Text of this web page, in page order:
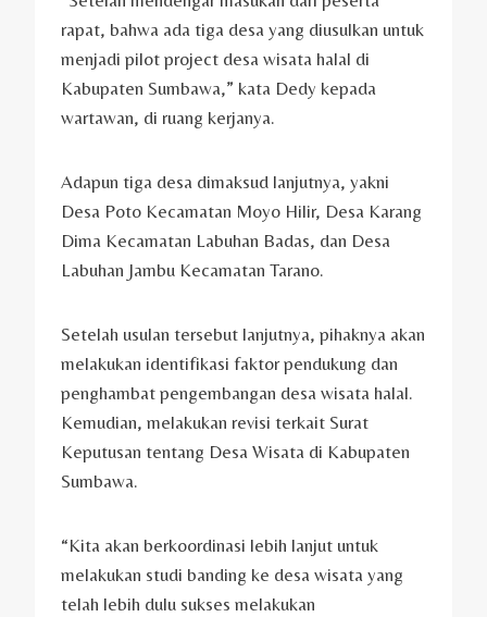
rapat, bahwa ada tiga desa yang diusulkan untuk
menjadi pilot project desa wisata halal di
Kabupaten Sumbawa,” kata Dedy kepada
wartawan, di ruang kerjanya.
Adapun tiga desa dimaksud lanjutnya, yakni
Desa Poto Kecamatan Moyo Hilir, Desa Karang
Dima Kecamatan Labuhan Badas, dan Desa
Labuhan Jambu Kecamatan Tarano.
Setelah usulan tersebut lanjutnya, pihaknya akan
melakukan identifikasi faktor pendukung dan
penghambat pengembangan desa wisata halal.
Kemudian, melakukan revisi terkait Surat
Keputusan tentang Desa Wisata di Kabupaten
Sumbawa.
“Kita akan berkoordinasi lebih lanjut untuk
melakukan studi banding ke desa wisata yang
telah lebih dulu sukses melakukan